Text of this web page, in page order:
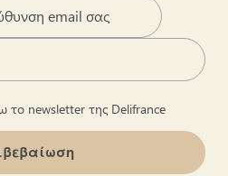
newsletter της Delifrance